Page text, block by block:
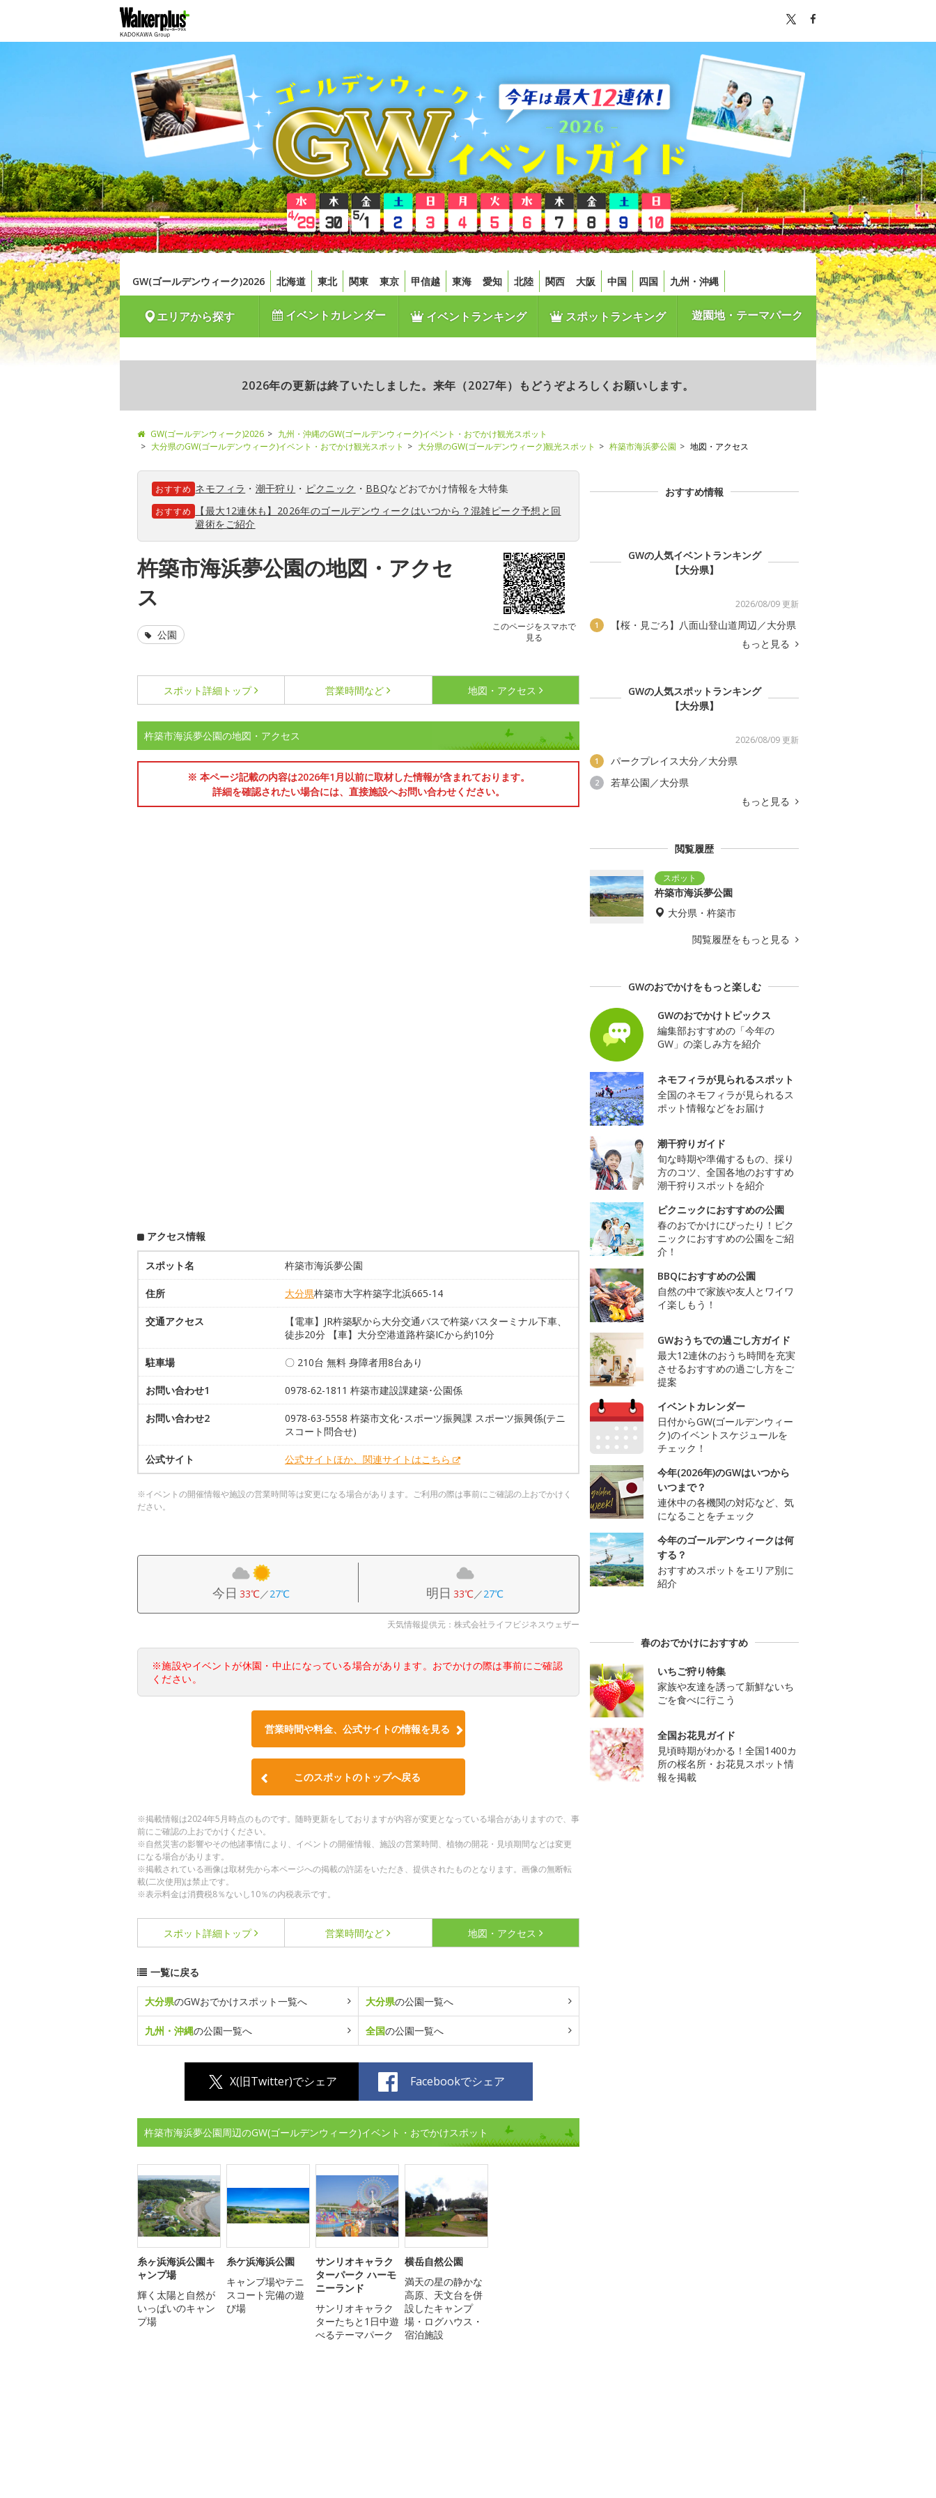
GW(ゴールデンウィーク)2026 北海道 東北 関東 東京 甲信越 東海 愛知 北陸 関西 大阪 中国 四国 九州・沖縄
エリアから探す イベントカレンダー イベントランキング スポットランキング 遊園地・テーマパーク
2026年の更新は終了いたしました。来年（2027年）もどうぞよろしくお願いします。
GW(ゴールデンウィーク)2026
九州・沖縄のGW(ゴールデンウィーク)イベント・おでかけ観光スポット
大分県のGW(ゴールデンウィーク)イベント・おでかけ観光スポット
大分県のGW(ゴールデンウィーク)観光スポット 杵築市海浜夢公園 地図・アクセス
おすすめ ネモフィラ ・ 潮干狩り ・ ピクニック ・ BBQなどおでかけ情報を大特集
おすすめ
【最大12連休も】2026年のゴールデンウィークはいつから？混雑ピーク予想と回
避術をご紹介
杵築市海浜夢公園の地図・アクセ
ス
このページをスマホで
見る
公園
スポット詳細 トップ 営業時間など 地図・アクセス
杵築市海浜夢公園の地図・アクセス
※ 本ページ記載の内容は2026年1月以前に取材した情報が含まれております。
詳細を確認されたい場合には、直接施設へお問い合わせください。
アクセス情報
スポット名 杵築市海浜夢公園
住所 大分県杵築市大字杵築字北浜665-14
交通アクセス
【電車】JR杵築駅から大分交通バスで杵築バスターミナル下車、
徒歩20分 【車】大分空港道路杵築ICから約10分
駐車場 〇 210台 無料 身障者用8台あり
お問い合わせ1 0978-62-1811 杵築市建設課建築･公園係
お問い合わせ2
0978-63-5558 杵築市文化･スポーツ振興課 スポーツ振興係(テニ
スコート問合せ)
公式サイト 公式サイトほか、関連サイトはこちら
※イベントの開催情報や施設の営業時間等は変更になる場合があります。ご利用の際は事前にご確認の上おでかけく
ださい。
今日 33℃／27℃ 明日 33℃／27℃
天気情報提供元：株式会社ライフビジネスウェザー
※施設やイベントが休園・中止になっている場合があります。おでかけの際は事前にご確認
ください。
営業時間や料金、公式サイトの情報を見る
このスポットのトップへ戻る
※掲載情報は2024年5月時点のものです。随時更新をしておりますが内容が変更となっている場合がありますので、事
前にご確認の上おでかけください。
※自然災害の影響やその他諸事情により、イベントの開催情報、施設の営業時間、植物の開花・見頃期間などは変更
になる場合があります。
※掲載されている画像は取材先から本ページへの掲載の許諾をいただき、提供されたものとなります。画像の無断転
載(二次使用)は禁止です。
※表示料金は消費税8％ないし10％の内税表示です。
スポット詳細 トップ 営業時間など 地図・アクセス
一覧に戻る
大分県のGWおでかけスポット一覧へ 大分県の公園一覧へ
九州・沖縄の公園一覧へ 全国の公園一覧へ
X(旧Twitter)でシェア Facebookでシェア
杵築市海浜夢公園周辺のGW(ゴールデンウィーク)イベント・おでかけスポット
糸ヶ浜海浜公園キ
ャンプ場
輝く太陽と自然が
いっぱいのキャン
プ場
糸ケ浜海浜公園
キャンプ場やテニ
スコート完備の遊
び場
サンリオキャラク
ターパーク ハーモ
ニーランド
サンリオキャラク
ターたちと1日中遊
べるテーマパーク
横岳自然公園
満天の星の静かな
高原、天文台を併
設したキャンプ
場・ログハウス・
宿泊施設
おすすめ情報
GWの人気イベントランキング
【大分県】
2026/08/09 更新
1
【桜・見ごろ】八面山登山道周辺／大分県
もっと見る
GWの人気スポットランキング
【大分県】
2026/08/09 更新
1 パークプレイス大分／大分県
2
若草公園／大分県
もっと見る
閲覧履歴
杵築市海浜夢公園
大分県・杵築市
閲覧履歴をもっと見る
GWのおでかけをもっと楽しむ
GWのおでかけトピックス
編集部おすすめの「今年の
GW」の楽しみ方を紹介
ネモフィラが見られるスポット
全国のネモフィラが見られるス
ポット情報などをお届け
潮干狩りガイド
旬な時期や準備するもの、採り
方のコツ、全国各地のおすすめ
潮干狩りスポットを紹介
ピクニックにおすすめの公園
春のおでかけにぴったり！ピク
ニックにおすすめの公園をご紹
介！
BBQにおすすめの公園
自然の中で家族や友人とワイワ
イ楽しもう！
GWおうちでの過ごし方ガイド
最大12連休のおうち時間を充実
させるおすすめの過ごし方をご
提案
イベントカレンダー
日付からGW(ゴールデンウィー
ク)のイベントスケジュールを
チェック！
今年(2026年)のGWはいつから
いつまで？
連休中の各機関の対応など、気
になることをチェック
今年のゴールデンウィークは何
する？
おすすめスポットをエリア別に
紹介
春のおでかけにおすすめ
いちご狩り特集
家族や友達を誘って新鮮ないち
ごを食べに行こう
全国お花見ガイド
見頃時期がわかる！全国1400カ
所の桜名所・お花見スポット情
報を掲載